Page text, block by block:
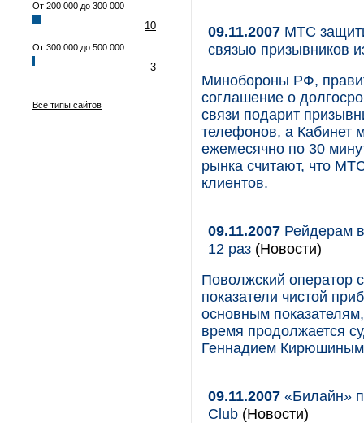
От 200 000 до 300 000
10
От 300 000 до 500 000
3
Все типы сайтов
09.11.2007 МТС
связью призывников
Минобороны РФ,
соглашение о
связи подарит
телефонов, а Кабинет
ежемесячно по 30
рынка считают, что
клиентов.
09.11.2007 Рейдерам
12 раз (Новости)
Поволжский оператор
показатели чистой
основным
время продолжается
Геннадием
09.11.2007 «Билайн»
Club (Новости)